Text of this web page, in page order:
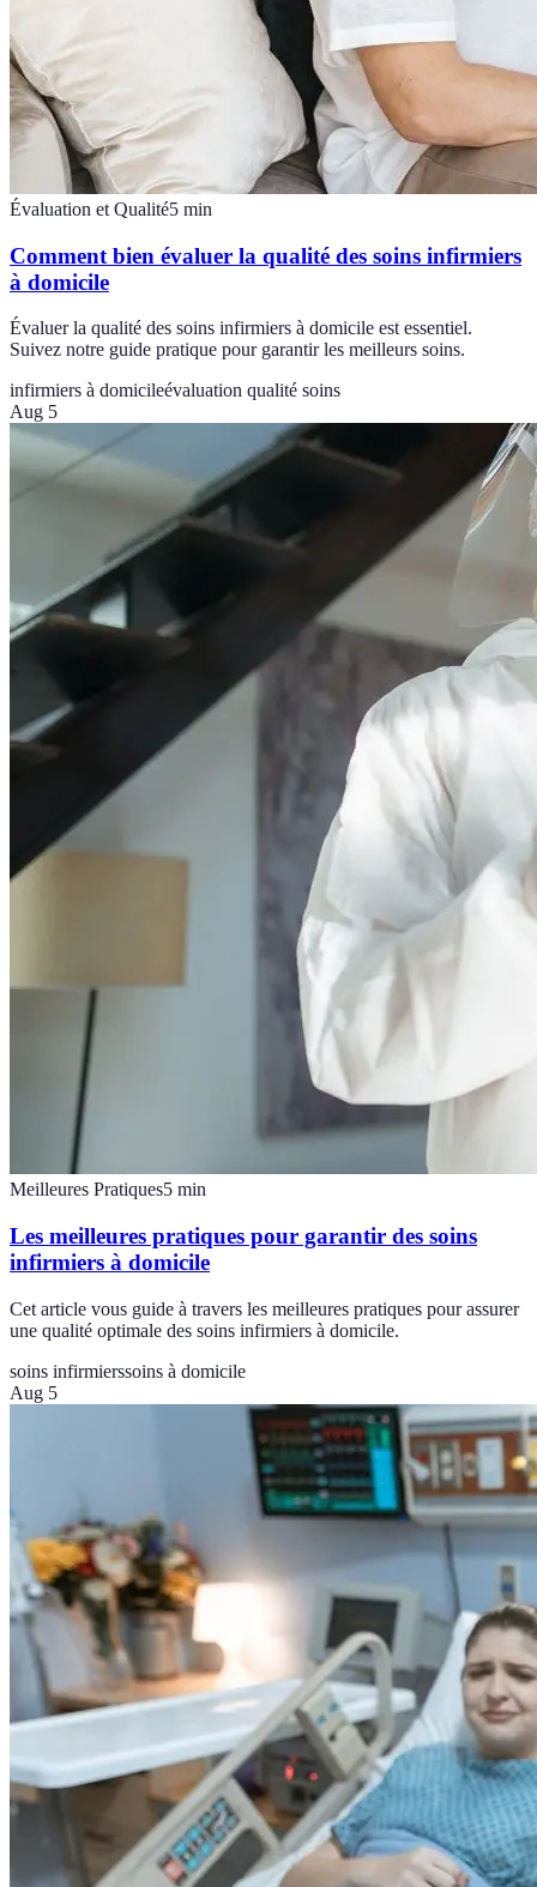
Évaluation et Qualité5 min
Comment bien évaluer la qualité des soins infirmiers
à domicile
Évaluer la qualité des soins infirmiers à domicile est essentiel.
Suivez notre guide pratique pour garantir les meilleurs soins.
infirmiers à domicileévaluation qualité soins
Aug 5
Meilleures Pratiques5 min
Les meilleures pratiques pour garantir des soins
infirmiers à domicile
Cet article vous guide à travers les meilleures pratiques pour assurer
une qualité optimale des soins infirmiers à domicile.
soins infirmierssoins à domicile
Aug 5